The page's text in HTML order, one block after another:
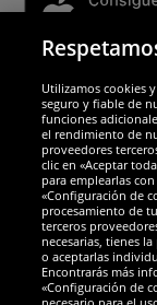
Socios y
Utilizamos cookies
seguro y fiable de
funciones
el rendimiento de
proveedores
clic en «Aceptar
para emplearlas
«Configuración de
procesamiento de
terceros
necesarias, tienes
o aceptarlas
Encontrarás más
«Configuración de